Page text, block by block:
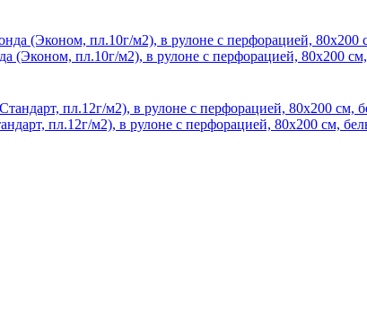
(Эконом, пл.10г/м2), в рулоне с перфорацией, 80х200
пл.12г/м2), в рулоне с перфорацией, 80х200 см,